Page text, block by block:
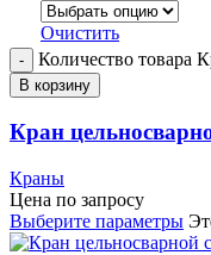
Очистить
Количество товара
В корзину
Кран
Краны
Цена по запросу
Выберите параметры